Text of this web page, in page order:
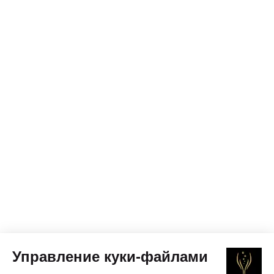
Управление куки-файлами